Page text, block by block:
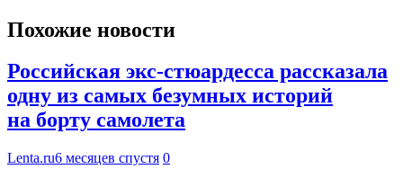
Похожие новости
Российская экс-стюардесса рассказала
одну из самых безумных историй
на борту самолета
Lenta.ru6 месяцев спустя 0